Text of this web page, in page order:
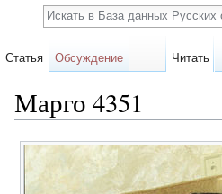
Марго 4351
Статья Обсуждение Читать
Поиск